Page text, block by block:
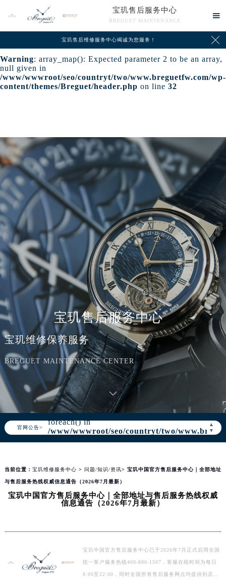
Warning : extract() expects parameter 1 to be array, null
given in
/www/wwwroot/seo/countryt/two/www.breguetfw.com/wp-
content/themes/Breguet/header.phpon line
Warning: array_map(): Expected parameter 2 to be an array,
null given in
/www/wwwroot/seo/countryt/two/www.breguetfw.com/wp-
content/themes/Breguet/header.php on line 32
宝玑售后服务中心
BREGUET MAINTENANCE

宝玑售后维修服务中心竭诚为您服务！ 
宝玑售后服务中心
宝玑维修保养服务
BREGUET MAINTENANCE CENTER
官网公告>
▲
▼
Warning: Invalid argument supplied for
foreach() in
content/themes/Breguet/header.php
line166
当前位置： 宝玑维修服务中心 > 问题/知识/资讯> 宝玑中国官方售后服务中心｜全部地址
与售后服务热线权威信息通告（2026年7月最新）
宝玑中国官方售后服务中心｜全部地址与售后服务热线权威
信息通告（2026年7月最新）
宝玑中国官方售后服务中心已于2026年7月正式启用全国
统一客户服务热线400-886-1507，客服在线时间为每日
8:00至22:00，同时全国所有售后服务网点均提供到店或